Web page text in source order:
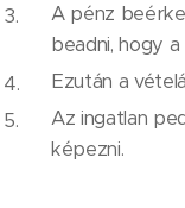
A pénz
beadni, hogy
Ezután a
Az ingatlan
képezni.